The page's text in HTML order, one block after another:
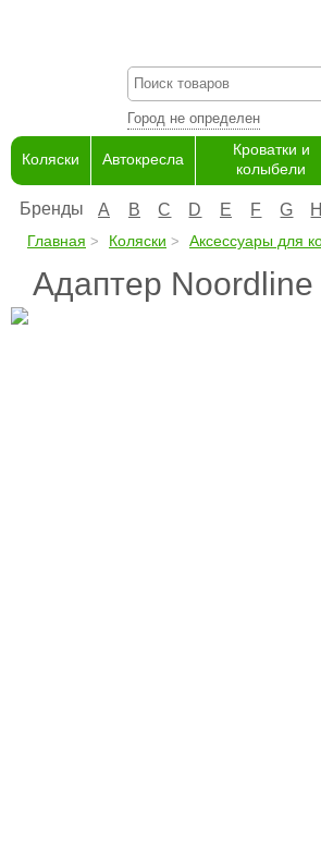
Город не определен
Коляски Автокресла
Кроватки и
колыбели
Бренды A B C D E F G H
Главная Коляски Аксессуары для
Адаптер